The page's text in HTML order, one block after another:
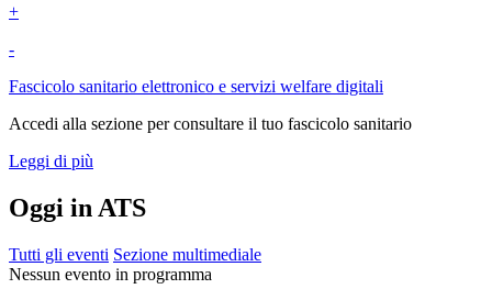
+
-
Fascicolo sanitario elettronico e servizi welfare digitali
Accedi alla sezione per consultare il tuo fascicolo sanitario
Leggi di più
Oggi in ATS
Tutti gli eventi Sezione multimediale
Nessun evento in programma